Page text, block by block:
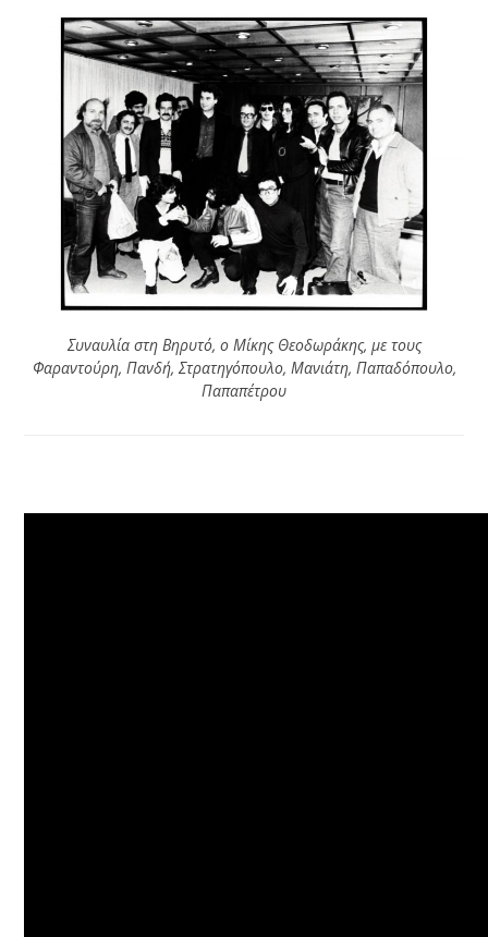
Συναυλία στη Βηρυτό, ο Μίκης Θεοδωράκης, με τους
Φαραντούρη, Πανδή, Στρατηγόπουλο, Μανιάτη, Παπαδόπουλο,
Παπαπέτρου